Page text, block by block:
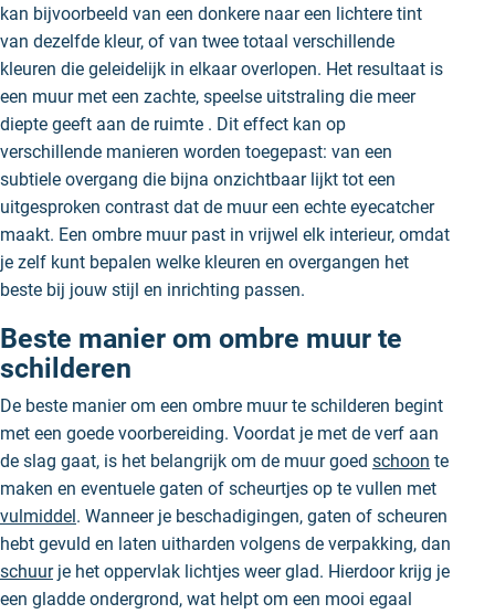
kan bijvoorbeeld van een donkere naar een lichtere tint
van dezelfde kleur, of van twee totaal verschillende
kleuren die geleidelijk in elkaar overlopen. Het resultaat is
een muur met een zachte, speelse uitstraling die meer
diepte geeft aan de ruimte . Dit effect kan op
verschillende manieren worden toegepast: van een
subtiele overgang die bijna onzichtbaar lijkt tot een
uitgesproken contrast dat de muur een echte eyecatcher
maakt. Een ombre muur past in vrijwel elk interieur, omdat
je zelf kunt bepalen welke kleuren en overgangen het
beste bij jouw stijl en inrichting passen.
Beste manier om ombre muur te
schilderen
De beste manier om een ombre muur te schilderen begint
met een goede voorbereiding. Voordat je met de verf aan
de slag gaat, is het belangrijk om de muur goed schoon te
maken en eventuele gaten of scheurtjes op te vullen met
vulmiddel. Wanneer je beschadigingen, gaten of scheuren
hebt gevuld en laten uitharden volgens de verpakking, dan
schuurje het oppervlak lichtjes weer glad. Hierdoor krijg je
een gladde ondergrond, wat helpt om een mooi egaal